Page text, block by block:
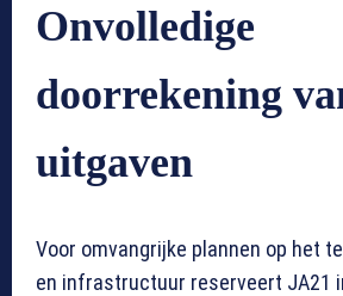
Onvolledige
doorrekening
uitgaven
Voor omvangrijke plannen op het
en infrastructuur reserveert JA21